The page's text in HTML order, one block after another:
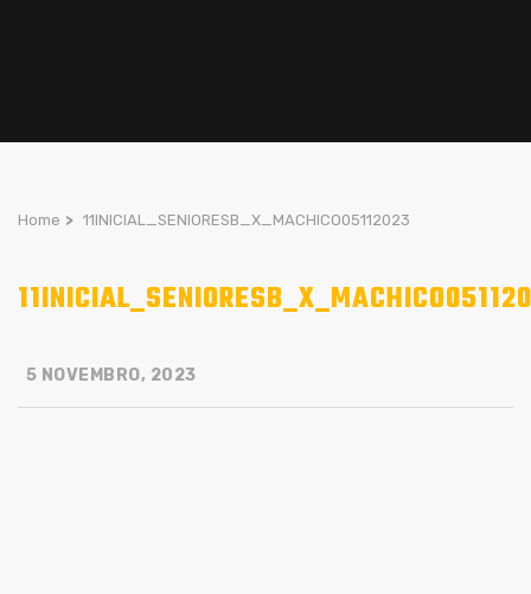
Home > 11INICIAL_SENIORESB_X_MACHICO05112023
5 NOVEMBRO, 2023